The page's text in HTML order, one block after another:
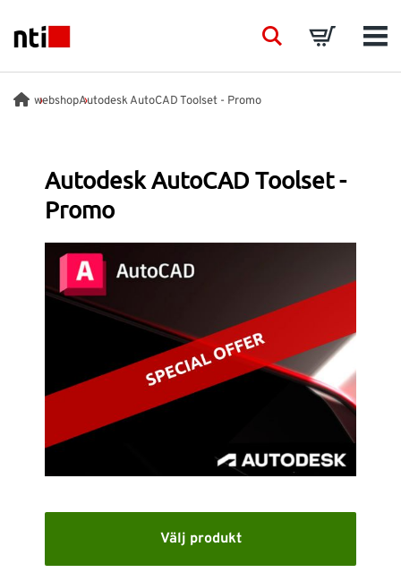
NTI logo
BRANSCHER
PRODUKTER
ACADEMY
EVENTS
INSIKTER
SUPPORT
WEBSHOP
SearchBasket
webshopAutodesk AutoCAD Toolset - Promo
Autodesk AutoCAD Toolset -
Promo
Välj produkt